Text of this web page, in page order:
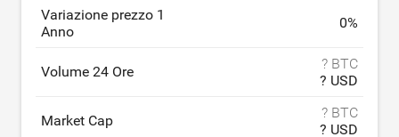
Variazione prezzo 1
Anno
0%
Volume 24 Ore
? BTC
? USD
Market Cap
? BTC
? USD